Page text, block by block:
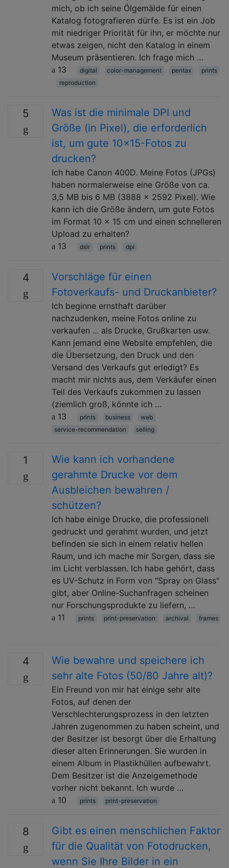
mich, ob ich seine Ölgemälde für einen
Katalog fotografieren dürfe. Es ist ein Job
mit niedriger Priorität für ihn, er möchte nur
etwas zeigen, nicht den Katalog in einem
Museum präsentieren. Ich frage mich …
13
digital color-management pentax
prints
reproduction
5
Was ist die minimale DPI und
Größe (in Pixel), die erforderlich
ist, um gute 10x15-Fotos zu
drucken?
Ich habe Canon 400D. Meine Fotos (JPGs)
haben normalerweise eine Größe von ca.
3,5 MB bis 6 MB (3888 x 2592 Pixel). Wie
kann ich die Größe ändern, um gute Fotos
im Format 10 x 15 cm und einen schnelleren
Upload zu erhalten?
13
dslr prints dpi
4
Vorschläge für einen
Fotoverkaufs- und Druckanbieter?
Ich beginne ernsthaft darüber
nachzudenken, meine Fotos online zu
verkaufen ... als Drucke, Grußkarten usw.
Kann jemand eine Website empfehlen, die
die Übersetzung, den Druck und den
Versand des Verkaufs gut erledigt? Es
macht mir nichts aus, dem Verkäufer einen
Teil des Verkaufs zukommen zu lassen
(ziemlich groß, könnte ich …
13
prints business
web
service-recommendation
selling
1
Wie kann ich vorhandene
gerahmte Drucke vor dem
Ausbleichen bewahren /
schützen?
Ich habe einige Drucke, die professionell
gedruckt und gerahmt wurden, und jetzt
befinden sie sich in einem relativ hellen
Raum, und ich mache mir Sorgen, dass sie
im Licht verblassen. Ich habe gehört, dass
es UV-Schutz in Form von "Spray on Glass"
gibt, aber Online-Suchanfragen scheinen
nur Forschungsprodukte zu liefern, …
11
prints print-preservation archival frames
4
Wie bewahre und speichere ich
sehr alte Fotos (50/80 Jahre alt)?
Ein Freund von mir hat einige sehr alte
Fotos, auf denen der
Verschlechterungsprozess in den letzten
Jahren zugenommen zu haben scheint, und
der Besitzer ist besorgt über die Erhaltung
dieser alten Erinnerungen. Sie wurden in
einem Album in Plastikhüllen aufbewahrt.
Dem Besitzer ist die Anzeigemethode
vorher nicht bekannt. Ich wurde …
10
prints print-preservation
8
Gibt es einen menschlichen Faktor
für die Qualität von Fotodrucken,
wenn Sie Ihre Bilder in ein